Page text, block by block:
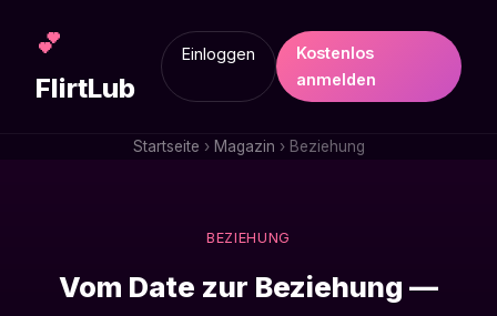
💕
FlirtLub
Einloggen
Kostenlos
anmelden
Startseite › Magazin › Beziehung
BEZIEHUNG
Vom Date zur Beziehung —